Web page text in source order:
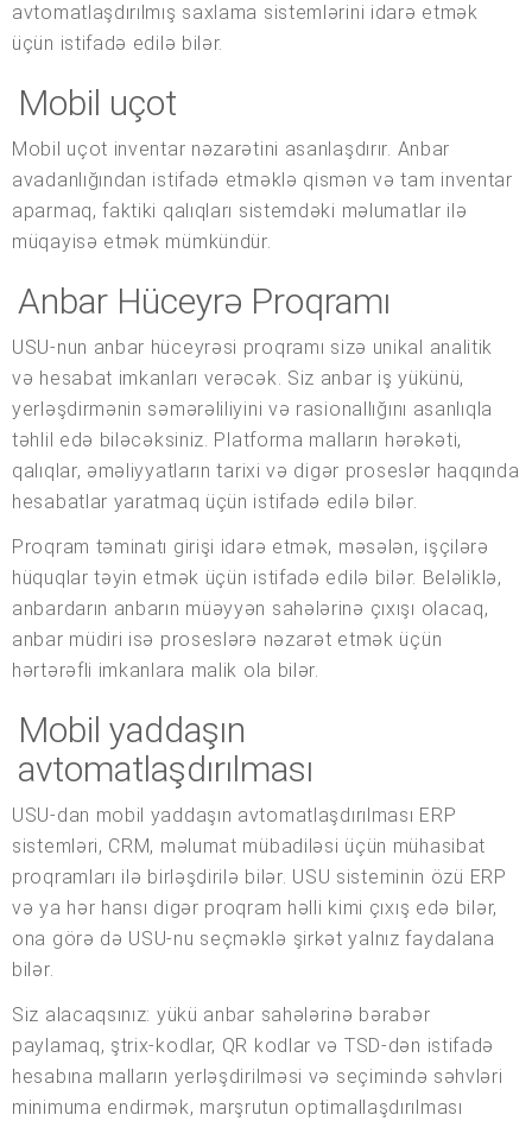
avtomatlaşdırılmış saxlama sistemlərini idarə etmək
üçün istifadə edilə bilər.
Mobil uçot
Mobil uçot inventar nəzarətini asanlaşdırır. Anbar
avadanlığından istifadə etməklə qismən və tam inventar
aparmaq, faktiki qalıqları sistemdəki məlumatlar ilə
müqayisə etmək mümkündür.
Anbar Hüceyrə Proqramı
USU-nun anbar hüceyrəsi proqramı sizə unikal analitik
və hesabat imkanları verəcək. Siz anbar iş yükünü,
yerləşdirmənin səmərəliliyini və rasionallığını asanlıqla
təhlil edə biləcəksiniz. Platforma malların hərəkəti,
qalıqlar, əməliyyatların tarixi və digər proseslər haqqında
hesabatlar yaratmaq üçün istifadə edilə bilər.
Proqram təminatı girişi idarə etmək, məsələn, işçilərə
hüquqlar təyin etmək üçün istifadə edilə bilər. Beləliklə,
anbardarın anbarın müəyyən sahələrinə çıxışı olacaq,
anbar müdiri isə proseslərə nəzarət etmək üçün
hərtərəfli imkanlara malik ola bilər.
Mobil yaddaşın
avtomatlaşdırılması
USU-dan mobil yaddaşın avtomatlaşdırılması ERP
sistemləri, CRM, məlumat mübadiləsi üçün mühasibat
proqramları ilə birləşdirilə bilər. USU sisteminin özü ERP
və ya hər hansı digər proqram həlli kimi çıxış edə bilər,
ona görə də USU-nu seçməklə şirkət yalnız faydalana
bilər.
Siz alacaqsınız: yükü anbar sahələrinə bərabər
paylamaq, ştrix-kodlar, QR kodlar və TSD-dən istifadə
hesabına malların yerləşdirilməsi və seçimində səhvləri
minimuma endirmək, marşrutun optimallaşdırılması